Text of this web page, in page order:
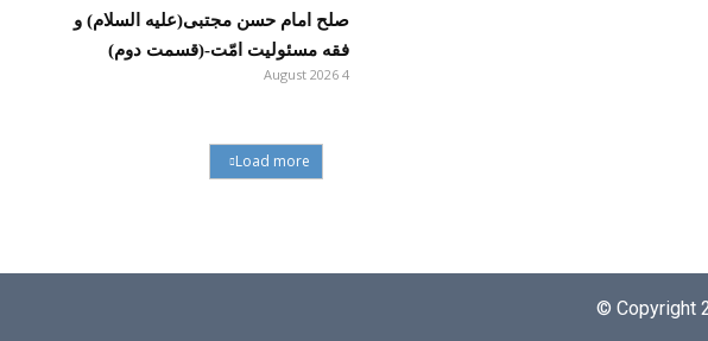
صلح امام حسن مجتبی(علیه السلام) و
فقه مسئولیت امّت-(قسمت دوم)
4 August 2026
Load more
© Copyright